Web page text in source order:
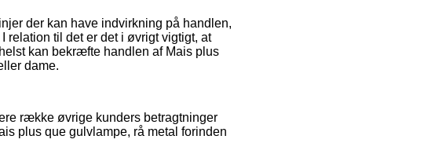
der kan have indvirkning på handlen,
relation til det er det i øvrigt vigtigt, at
kan bekræfte handlen af Mais plus
dame.
række øvrige kunders betragtninger
plus que gulvlampe, rå metal forinden